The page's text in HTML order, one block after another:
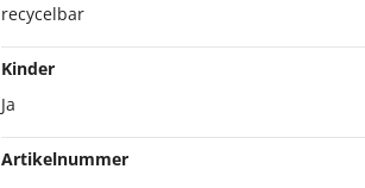
recycelbar
Kinder
Ja
Artikelnummer